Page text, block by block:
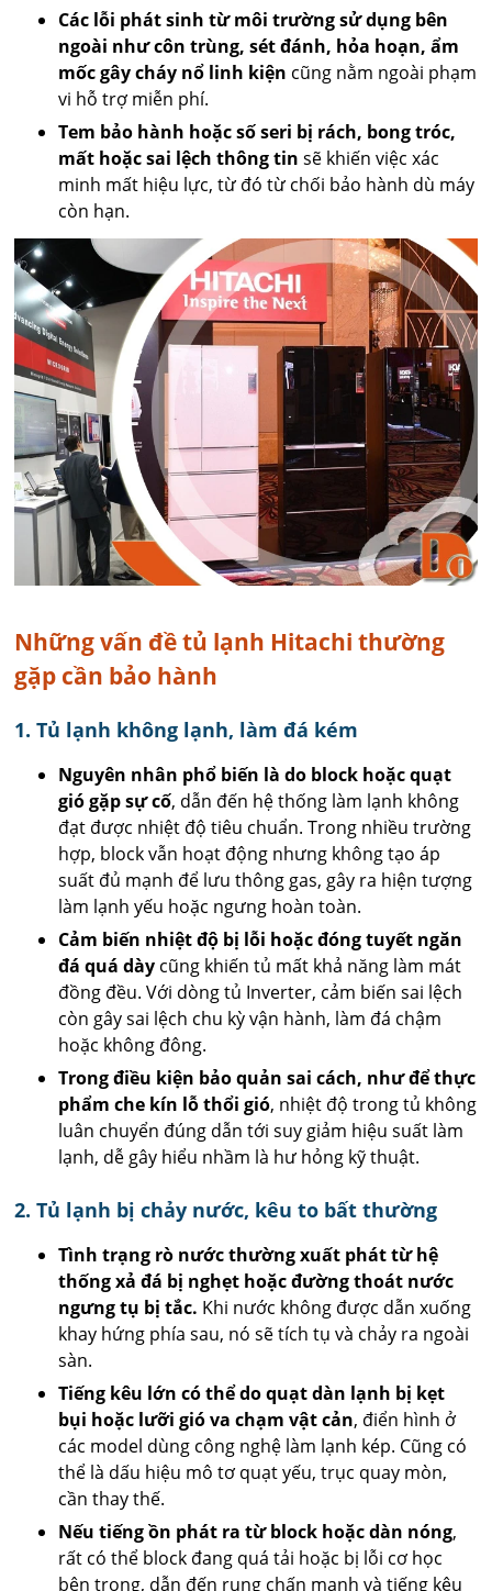
Các lỗi phát sinh từ môi trường sử dụng bên
ngoài như côn trùng, sét đánh, hỏa hoạn, ẩm
mốc gây cháy nổ linh kiện cũng nằm ngoài phạm
vi hỗ trợ miễn phí.
Tem bảo hành hoặc số seri bị rách, bong tróc,
mất hoặc sai lệch thông tin sẽ khiến việc xác
minh mất hiệu lực, từ đó từ chối bảo hành dù máy
còn hạn.
Những vấn đề tủ lạnh Hitachi thường
gặp cần bảo hành
1. Tủ lạnh không lạnh, làm đá kém
Nguyên nhân phổ biến là do block hoặc quạt
gió gặp sự cố, dẫn đến hệ thống làm lạnh không
đạt được nhiệt độ tiêu chuẩn. Trong nhiều trường
hợp, block vẫn hoạt động nhưng không tạo áp
suất đủ mạnh để lưu thông gas, gây ra hiện tượng
làm lạnh yếu hoặc ngưng hoàn toàn.
Cảm biến nhiệt độ bị lỗi hoặc đóng tuyết ngăn
đá quá dày cũng khiến tủ mất khả năng làm mát
đồng đều. Với dòng tủ Inverter, cảm biến sai lệch
còn gây sai lệch chu kỳ vận hành, làm đá chậm
hoặc không đông.
Trong điều kiện bảo quản sai cách, như để thực
phẩm che kín lỗ thổi gió, nhiệt độ trong tủ không
luân chuyển đúng dẫn tới suy giảm hiệu suất làm
lạnh, dễ gây hiểu nhầm là hư hỏng kỹ thuật.
2. Tủ lạnh bị chảy nước, kêu to bất thường
Tình trạng rò nước thường xuất phát từ hệ
thống xả đá bị nghẹt hoặc đường thoát nước
ngưng tụ bị tắc. Khi nước không được dẫn xuống
khay hứng phía sau, nó sẽ tích tụ và chảy ra ngoài
sàn.
Tiếng kêu lớn có thể do quạt dàn lạnh bị kẹt
bụi hoặc lưỡi gió va chạm vật cản, điển hình ở
các model dùng công nghệ làm lạnh kép. Cũng có
thể là dấu hiệu mô tơ quạt yếu, trục quay mòn,
cần thay thế.
Nếu tiếng ồn phát ra từ block hoặc dàn nóng,
rất có thể block đang quá tải hoặc bị lỗi cơ học
bên trong, dẫn đến rung chấn mạnh và tiếng kêu